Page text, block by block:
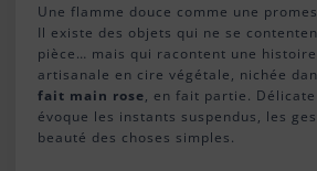
Une flamme douce comme une
Il existe des objets qui ne se
pièce… mais qui racontent une
artisanale en cire végétale, nichée
fait main rose, en fait partie.
évoque les instants suspendus, les
beauté des choses simples.